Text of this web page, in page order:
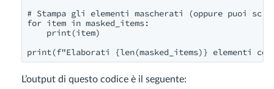
# Stampa gli elementi mascherati (oppure puoi
for item in masked_items:
    print(item)
print(f"Elaborati {len(masked_items)} elementi
L’output di questo codice è il seguente: